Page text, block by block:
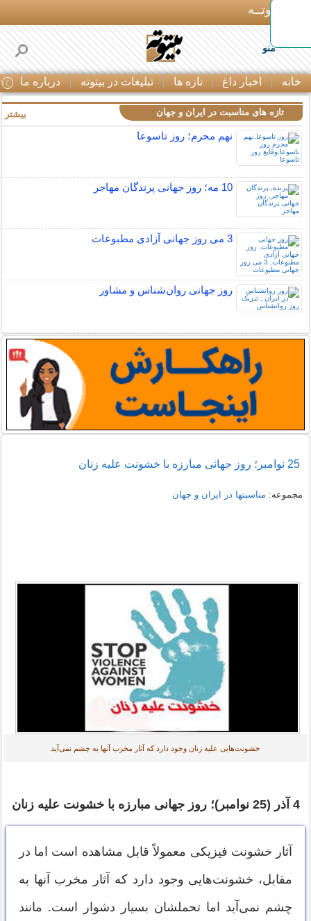
بـیتوتــه
منو
خانه اخبار داغ تازه ها تبلیغات در بیتوته درباره ما
تازه های مناسبت در ایران و جهان
نهم محرم؛ روز تاسوعا
10 مه؛ روز جهانی پرندگان مهاجر
3 می روز جهانی آزادی مطبوعات
روز جهانی روان‌شناس و مشاور
بیشتر
25 نوامبر؛ روز جهانی مبارزه با خشونت علیه زنان
مجموعه: مناسبتها در ایران و جهان
خشونت‌هایی علیه زنان وجود دارد که آثار مخرب آنها به چشم نمی‌آید
4 آذر (25 نوامبر)؛ روز جهانی مبارزه با خشونت علیه زنان
آثار خشونت فیزیکی معمولاً قابل مشاهده است اما در
مقابل، خشونت‌هایی وجود دارد که آثار مخرب آنها به
چشم نمی‌آید اما تحملشان بسیار دشوار است. مانند